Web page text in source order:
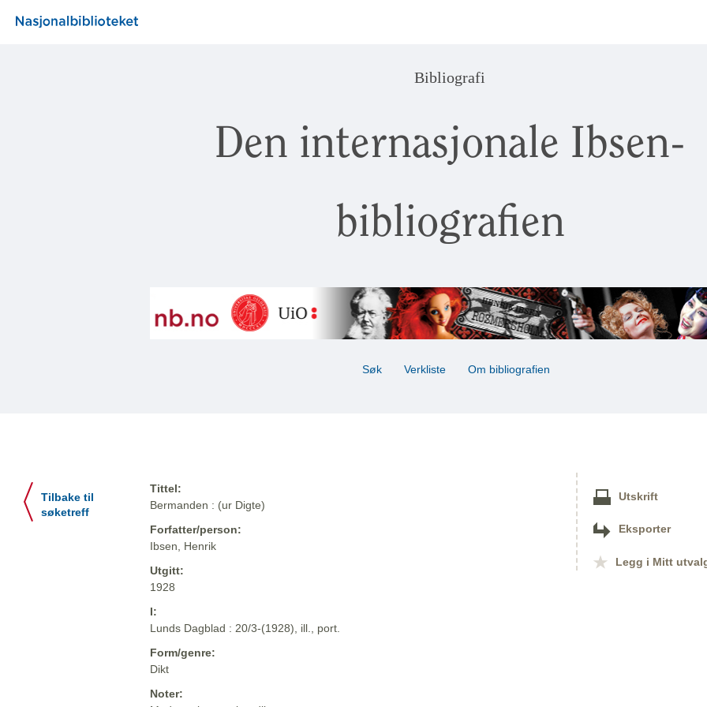
Bibliografi
Den internasjonale Ibsen-
bibliografien
Søk Verkliste Om bibliografien
Tilbake til
søketreff
Tittel:
Bermanden : (ur Digte)
Forfatter/person:
Ibsen, Henrik
Utgitt:
1928
I:
Lunds Dagblad : 20/3-(1928), ill., port.
Form/genre:
Dikt
Noter:
Utskrift
Eksporter
Legg i Mitt